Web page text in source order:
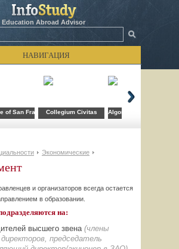
Education Abroad Advisor
НАВИГАЦИЯ
of San FranciscoCollegium Civitas Algonquin College of
Экономические
и организаторов всегда остается
в образовании.
на:
высшего звена(члены
председатель